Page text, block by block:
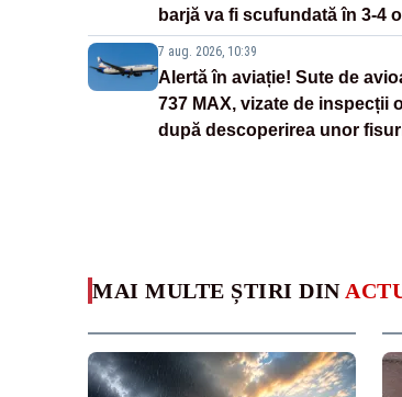
barjă va fi scufundată în 3-4
7 aug. 2026, 10:39
Alertă în aviație! Sute de
737 MAX, vizate de inspecții
după descoperirea unor
MAI MULTE ȘTIRI DIN